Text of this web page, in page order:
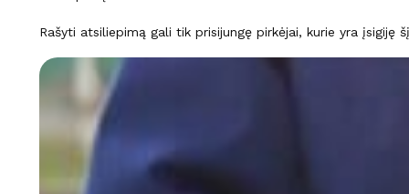
Rašyti atsiliepimą gali tik prisijungę pirkėjai, kurie yra įsigiję